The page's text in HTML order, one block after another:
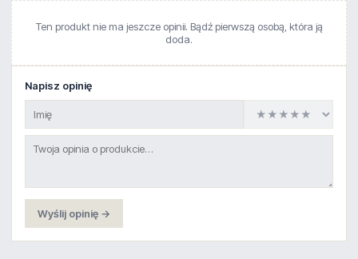
Ten produkt nie ma jeszcze opinii. Bądź pierwszą osobą, która ją
doda.
Napisz opinię
Wyślij opinię →